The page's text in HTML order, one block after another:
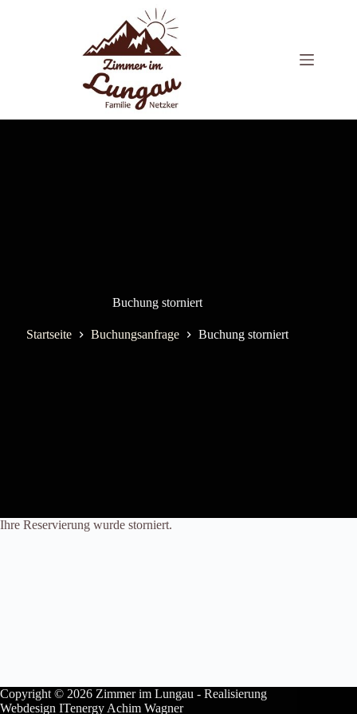
Buchung storniert
Startseite Buchungsanfrage Buchung storniert
Ihre Reservierung wurde storniert.
Copyright © 2026 Zimmer im Lungau - Realisierung
Webdesign ITenergy Achim Wagner